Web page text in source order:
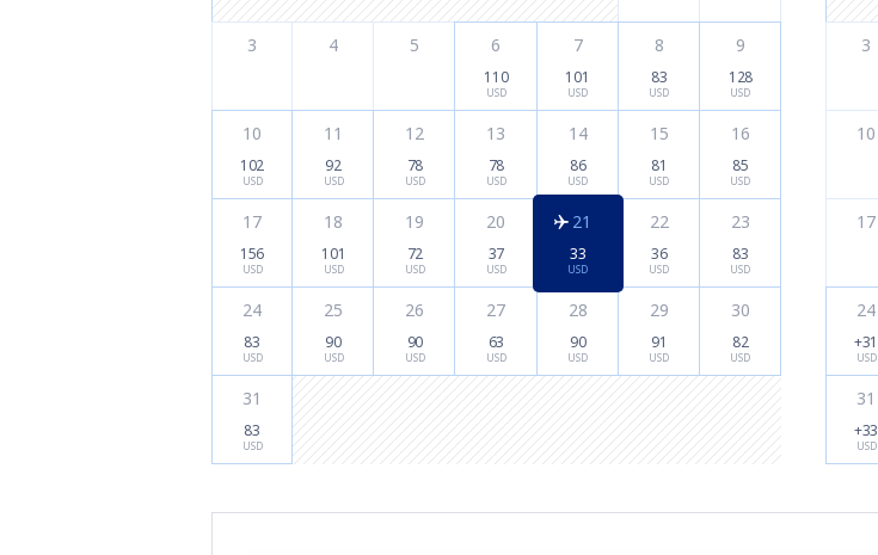
3 4 5 6
110
USD
7
101
USD
8
83
USD
9
128
USD
10
102
USD
11
92
USD
12
78
USD
13
78
USD
14
86
USD
15
81
USD
16
85
USD
17
156
USD
18
101
USD
19
72
USD
20
37
USD
21
33
USD
22
36
USD
23
83
USD
24
83
USD
25
90
USD
26
90
USD
27
63
USD
28
90
USD
29
91
USD
30
82
USD
31
83
USD
3
10
17
24
+31
USD
31
+33
USD